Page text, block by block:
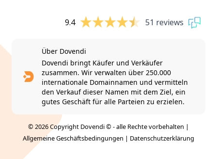
9.4 51 reviews
Über Dovendi
Dovendi bringt Käufer und Verkäufer
zusammen. Wir verwalten über 250.000
internationale Domainnamen und vermitteln
den Verkauf dieser Namen mit dem Ziel, ein
gutes Geschäft für alle Parteien zu erzielen.
© 2026 Copyright Dovendi © - alle Rechte vorbehalten |
Allgemeine Geschäftsbedingungen | Datenschutzerklärung